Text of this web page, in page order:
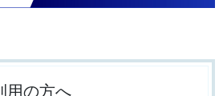
用の方へ